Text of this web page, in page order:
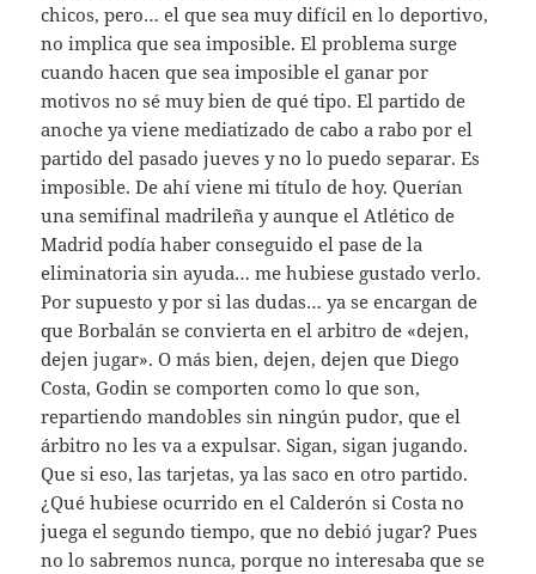
chicos, pero… el que sea muy difícil en lo deportivo,
no implica que sea imposible. El problema surge
cuando hacen que sea imposible el ganar por
motivos no sé muy bien de qué tipo. El partido de
anoche ya viene mediatizado de cabo a rabo por el
partido del pasado jueves y no lo puedo separar. Es
imposible. De ahí viene mi título de hoy. Querían
una semifinal madrileña y aunque el Atlético de
Madrid podía haber conseguido el pase de la
eliminatoria sin ayuda… me hubiese gustado verlo.
Por supuesto y por si las dudas… ya se encargan de
que Borbalán se convierta en el arbitro de «dejen,
dejen jugar». O más bien, dejen, dejen que Diego
Costa, Godin se comporten como lo que son,
repartiendo mandobles sin ningún pudor, que el
árbitro no les va a expulsar. Sigan, sigan jugando.
Que si eso, las tarjetas, ya las saco en otro partido.
¿Qué hubiese ocurrido en el Calderón si Costa no
juega el segundo tiempo, que no debió jugar? Pues
no lo sabremos nunca, porque no interesaba que se